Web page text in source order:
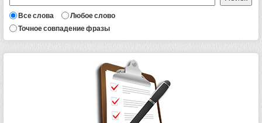
Все слова
Любое слово
Точное совпадение фразы